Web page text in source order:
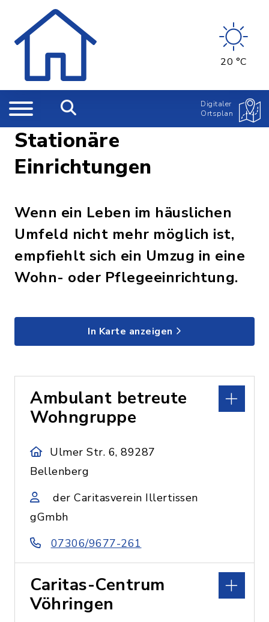
20 °C
Digitaler
Ortsplan
Stationäre
Einrichtungen
Wenn ein Leben im häuslichen
Umfeld nicht mehr möglich ist,
empfiehlt sich ein Umzug in eine
Wohn- oder Pflegeeinrichtung.
In Karte anzeigen
Ambulant betreute
Wohngruppe
Ulmer Str. 6, 89287
Bellenberg
der Caritasverein Illertissen
gGmbh
07306/9677-261
Caritas-Centrum
Vöhringen